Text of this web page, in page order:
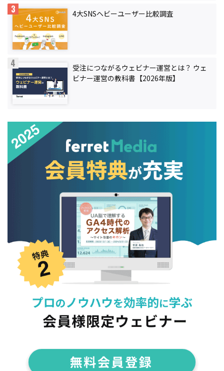
4大SNSヘビーユーザー比較調査
受注につながるウェビナー運営とは？ ウェ
ビナー運営の教科書【2026年版】